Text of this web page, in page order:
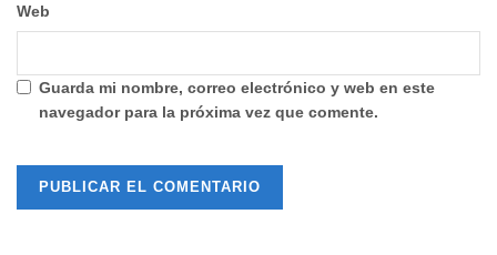
Web
Guarda mi nombre, correo electrónico y web en este
navegador para la próxima vez que comente.